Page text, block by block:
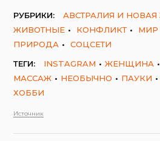
РУБРИКИ:
АВСТРАЛИЯ И НОВАЯ
ЖИВОТНЫЕ
КОНФЛИКТ МИР
ПРИРОДА
СОЦСЕТИ
ТЕГИ:
INSTAGRAM ЖЕНЩИНА
МАССАЖ
НЕОБЫЧНО ПАУКИ
ХОББИ
Источник